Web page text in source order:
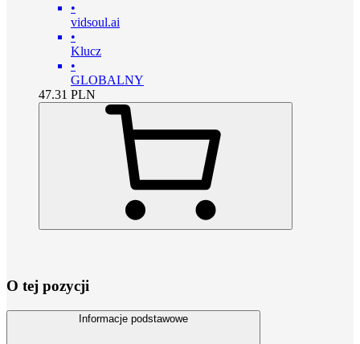
•
vidsoul.ai
•
Klucz
•
GLOBALNY
47.31 PLN
O tej pozycji
Informacje podstawowe